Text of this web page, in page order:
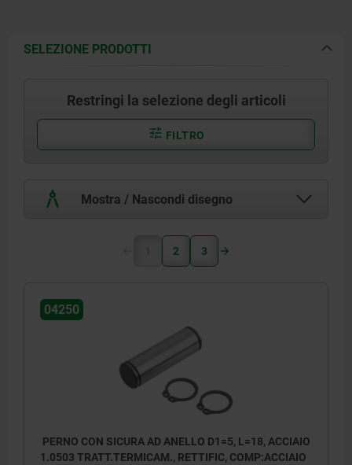
SELEZIONE PRODOTTI
Restringi la selezione degli articoli
FILTRO
Mostra / Nascondi disegno
1 2 3
04250
PERNO CON SICURA AD ANELLO D1=5, L=18, ACCIAIO
1.0503 TRATT.TERMICAM., RETTIFIC, COMP:ACCIAIO